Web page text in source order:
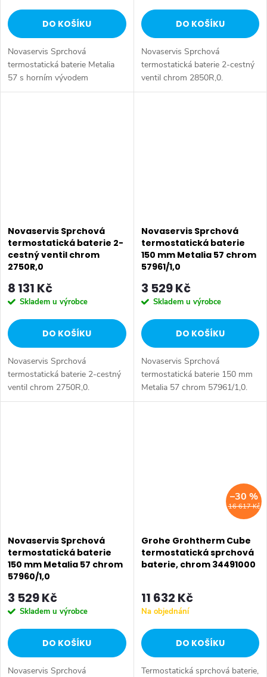
DO KOŠÍKU
Novaservis Sprchová
termostatická baterie Metalia
57 s horním vývodem
57962/1,0. Kvalitní a odolná
DO KOŠÍKU
Novaservis Sprchová
termostatická baterie 2-cestný
ventil chrom 2850R,0.
Sprchová a vanová
Novaservis Sprchová
termostatická baterie 2-
cestný ventil chrom
2750R,0
8 131 Kč
Skladem u výrobce
DO KOŠÍKU
Novaservis Sprchová
termostatická baterie 2-cestný
ventil chrom 2750R,0.
Sprchová a vanová
Novaservis Sprchová
termostatická baterie
150 mm Metalia 57 chrom
57961/1,0
3 529 Kč
Skladem u výrobce
DO KOŠÍKU
Novaservis Sprchová
termostatická baterie 150 mm
Metalia 57 chrom 57961/1,0.
Kvalitní a odolná termostatická
Novaservis Sprchová
termostatická baterie
150 mm Metalia 57 chrom
57960/1,0
3 529 Kč
Skladem u výrobce
DO KOŠÍKU
Novaservis Sprchová
16 617 Kč
–30 %
Grohe Grohtherm Cube
termostatická sprchová
baterie, chrom 34491000
11 632 Kč
Na objednání
DO KOŠÍKU
Termostatická sprchová baterie,